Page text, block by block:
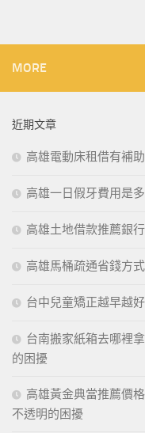
MORE
近期文章
高雄電動床租借有補
高雄一日假牙費用是
高雄土地借款推薦銀
高雄馬桶疏通省錢方
台中兒童矯正越早越
台南搬家紙箱去哪裡
的困擾
高雄黃金典當推薦價
不透明的困擾